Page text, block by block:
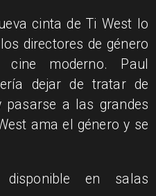
cinta de Ti West lo
directores de género
moderno. Paul
dejar de tratar de
pasarse a las grandes
ama el género y se
en salas